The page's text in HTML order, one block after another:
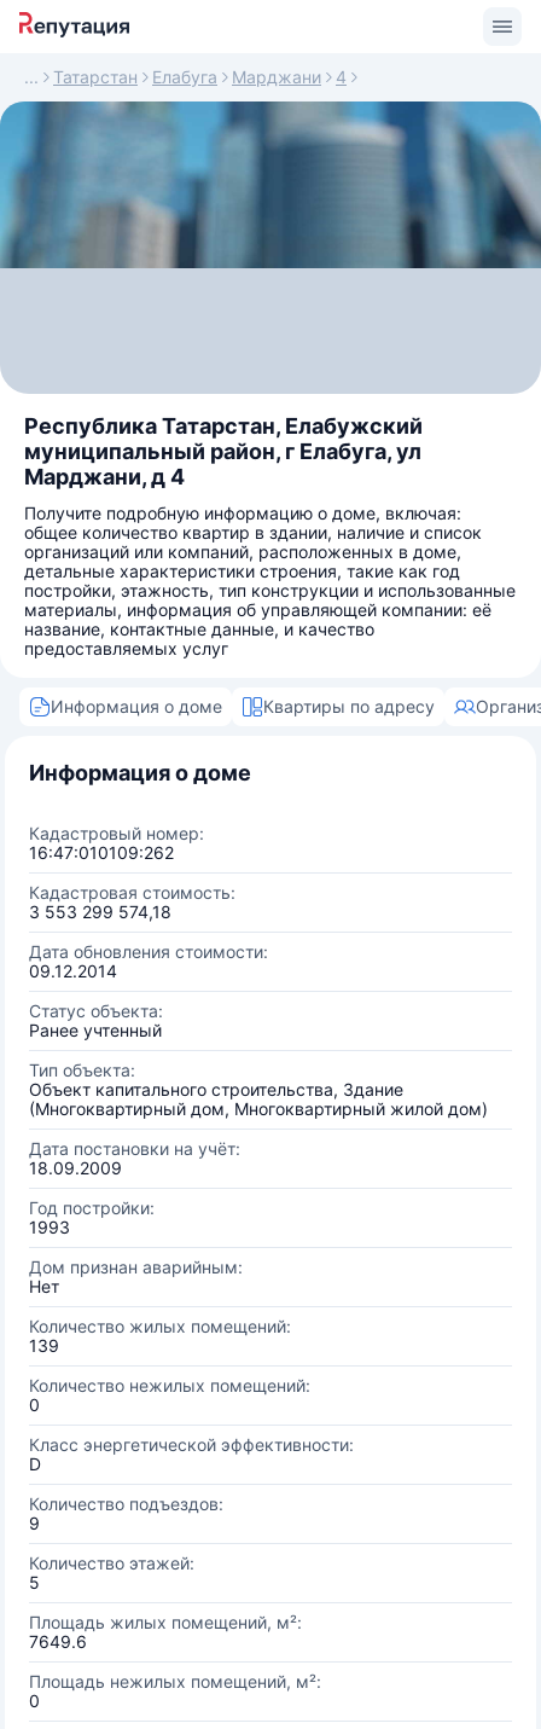
Татарстан Елабуга Марджани 4
Республика Татарстан, Елабужский
муниципальный район, г Елабуга, ул
Марджани, д 4
Получите подробную информацию о доме, включая:
общее количество квартир в здании, наличие и список
организаций или компаний, расположенных в доме,
детальные характеристики строения, такие как год
постройки, этажность, тип конструкции и использованные
материалы, информация об управляющей компании: её
название, контактные данные, и качество
предоставляемых услуг
Информация о доме Квартиры по адресу
Информация о доме
Кадастровый номер:
16:47:010109:262
Кадастровая стоимость:
3 553 299 574,18
Дата обновления стоимости:
09.12.2014
Статус объекта:
Ранее учтенный
Тип объекта:
Объект капитального строительства, Здание
(Многоквартирный дом, Многоквартирный жилой дом)
Дата постановки на учёт:
18.09.2009
Год постройки:
1993
Дом признан аварийным:
Нет
Количество жилых помещений:
139
Количество нежилых помещений:
0
Класс энергетической эффективности:
D
Количество подъездов:
9
Количество этажей:
5
Площадь жилых помещений, м²:
7649.6
Площадь нежилых помещений, м²:
0